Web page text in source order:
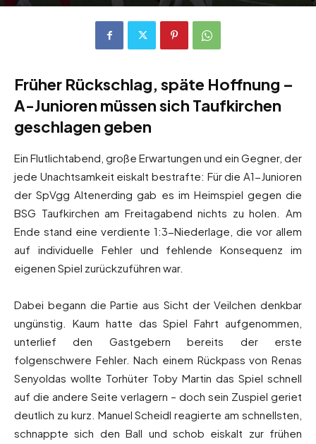
Von Andreas Heilmaier - 24. April 2026 89 0
Früher Rückschlag, späte Hoffnung –
A-Junioren müssen sich Taufkirchen
geschlagen geben
Ein Flutlichtabend, große Erwartungen und ein Gegner, der
jede Unachtsamkeit eiskalt bestrafte: Für die A1-Junioren
der SpVgg Altenerding gab es im Heimspiel gegen die
BSG Taufkirchen am Freitagabend nichts zu holen. Am
Ende stand eine verdiente 1:3-Niederlage, die vor allem
auf individuelle Fehler und fehlende Konsequenz im
eigenen Spiel zurückzuführen war.
Dabei begann die Partie aus Sicht der Veilchen denkbar
ungünstig. Kaum hatte das Spiel Fahrt aufgenommen,
unterlief den Gastgebern bereits der erste
folgenschwere Fehler. Nach einem Rückpass von Renas
Senyoldas wollte Torhüter Toby Martin das Spiel schnell
auf die andere Seite verlagern – doch sein Zuspiel geriet
deutlich zu kurz. Manuel Scheidl reagierte am schnellsten,
schnappte sich den Ball und schob eiskalt zur frühen